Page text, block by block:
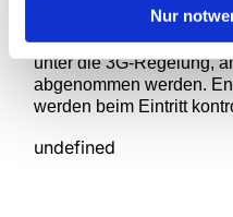
Nur
Wie bei allen unseren
unter die 3G-Regelung,
abgenommen werden.
werden beim Eintritt
undefined